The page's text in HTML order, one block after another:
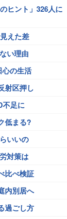
ヒント」326人に
えた差
い理由
の生活
射区押し
不足に
低まる?
いいの
対策は
比べ検証
内別居へ
過ごし方